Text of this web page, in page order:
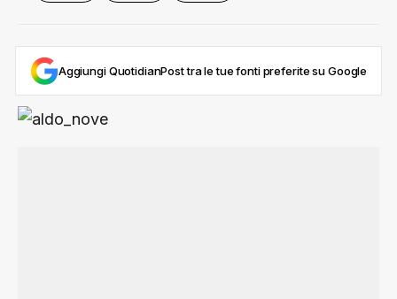
Aggiungi QuotidianPost tra le tue fonti preferite su Google